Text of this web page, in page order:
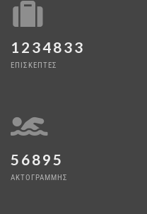
1234833
ΕΠΙΣΚΕΠΤΕΣ
56895
ΑΚΤΟΓΡΑΜΜΗΣ